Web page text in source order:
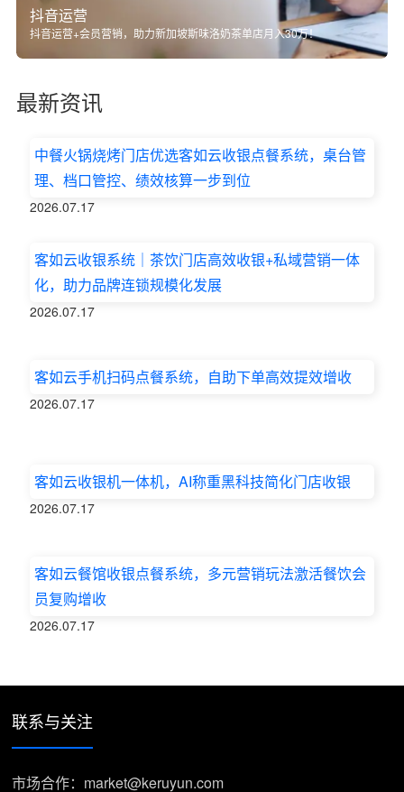
抖音运营
抖音运营+会员营销，助力新加坡斯味洛奶茶单店月入30万！
最新资讯
中餐火锅烧烤门店优选客如云收银点餐系统，桌台管
理、档口管控、绩效核算一步到位
2026.07.17
客如云收银系统｜茶饮门店高效收银+私域营销一体
化，助力品牌连锁规模化发展
2026.07.17
客如云手机扫码点餐系统，自助下单高效提效增收
2026.07.17
客如云收银机一体机，AI称重黑科技简化门店收银
2026.07.17
客如云餐馆收银点餐系统，多元营销玩法激活餐饮会
员复购增收
2026.07.17
联系与关注
市场合作：market@keruyun.com